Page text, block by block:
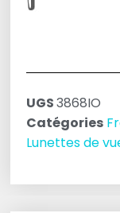
UGS3868IO
Catégories
Lunettes de